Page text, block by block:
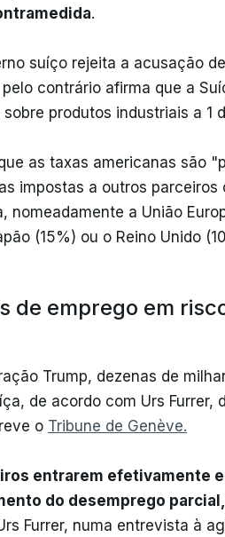
.
suíço rejeita a acusação
contrário afirma que a
produtos industriais a 1
as taxas americanas são
impostas a outros parceiros
nomeadamente a União
(15%) ou o Reino Unido
de emprego em
Trump, dezenas de
de acordo com Urs Furrer,
o Tribune de Genève.
entrarem efetivamente
do desemprego
Furrer, numa entrevista à